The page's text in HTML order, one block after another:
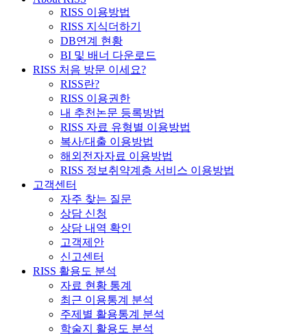
RISS 이용방법
RISS 지식더하기
DB연계 현황
BI 및 배너 다운로드
RISS 처음 방문 이세요?
RISS란?
RISS 이용권한
내 추천논문 등록방법
RISS 자료 유형별 이용방법
복사/대출 이용방법
해외전자자료 이용방법
RISS 정보취약계층 서비스 이용방법
고객센터
자주 찾는 질문
상담 신청
상담 내역 확인
고객제안
신고센터
RISS 활용도 분석
자료 현황 통계
최근 이용통계 분석
주제별 활용통계 분석
학술지 활용도 분석